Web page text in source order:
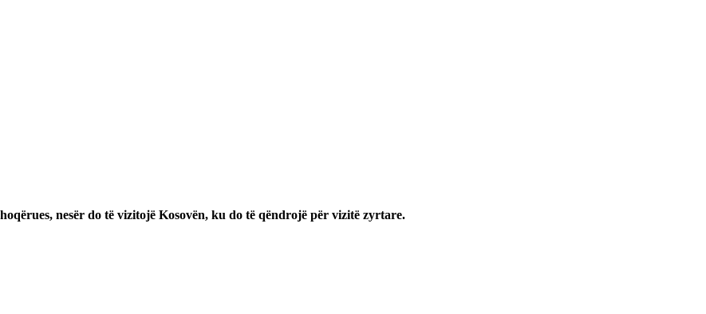
nesër do të vizitojë Kosovën, ku do të qëndrojë për vizitë zyrtare.